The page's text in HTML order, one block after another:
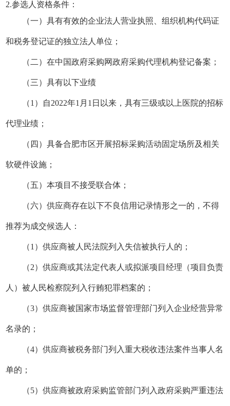
2.参选人资格条件：
（一）具有有效的企业法人营业执照、组织机构代码证
和税务登记证的独立法人单位；
（二）在中国政府采购网政府采购代理机构登记备案 ；
（三）具有以下业绩
（1 ） 自2022年1月1日以来，具有三级或以上 医院的招标
代理业绩；
（四）具备合肥市区开展招标采购活动固定场所及相关
软硬件设施 ；
（五）本项目不接受联合体 ；
（六）供应商存在以下不良信用记录情形之一的，不得
推荐为成交候选人：
（1）供应商被人民法院列入失信被执行人的；
（2）供应商或其法定代表人或拟派项目经理（项目负责
人）被人民检察院列入行贿犯罪档案的；
（3）供应商被国家市场监督管理部门列入企业经营异常
名录的；
（4）供应商被税务部门列入重大税收违法案件当事人名
单的；
（5）供应商被政府采购监管部门列入政府采购严重违法